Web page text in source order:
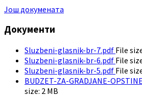
Још докумената
Документи
Sluzbeni-glasnik-br-7.pdf File
Sluzbeni-glasnik-br-6.pdf File
Sluzbeni-glasnik-br-5.pdf File
BUDZET-ZA-GRADJANE-
size: 2 MB